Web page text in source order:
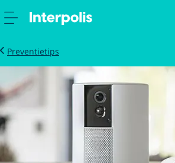
Wonen
InbraakBarometer
Preventietips
Beveilig je huis met een alarmsysteem